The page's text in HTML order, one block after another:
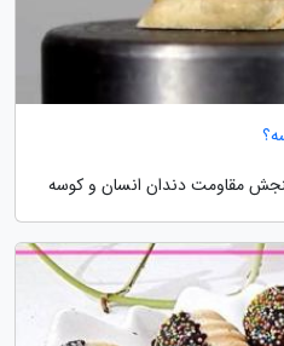
مقاومت دندان انسان و کوسه